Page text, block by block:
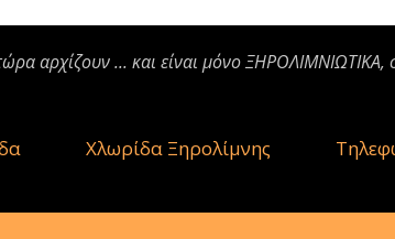
αρχίζουν ... και είναι μόνο ΞΗΡΟΛΙΜΝΙΩΤΙΚΑ,
Χλωρίδα Ξηρολίμνης